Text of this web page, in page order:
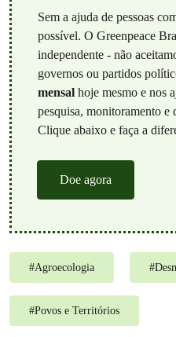
Sem a ajuda de pessoas
possível. O Greenpeace
independente - não
governos ou partidos
mensalhoje mesmo e nos
pesquisa, monitoramento e
Clique abaixo e faça a
Doe agora
#Agroecologia #
#Povos e Territórios